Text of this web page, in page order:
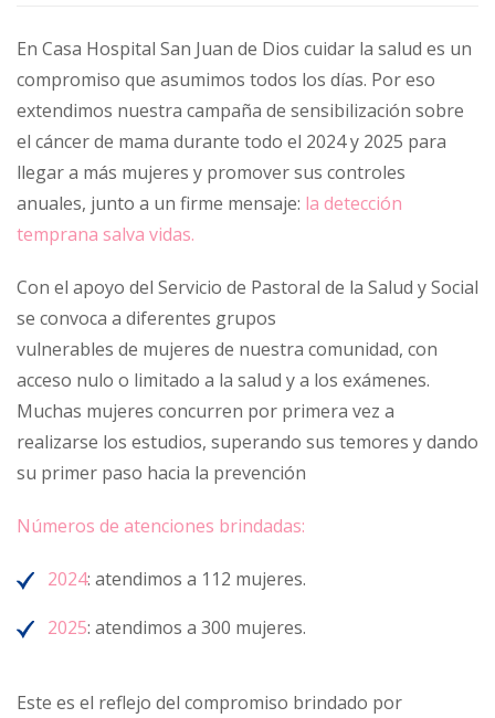
En Casa Hospital San Juan de Dios cuidar la salud es un
compromiso que asumimos todos los días. Por eso
extendimos nuestra campaña de sensibilización sobre
el cáncer de mama durante todo el 2024 y 2025 para
llegar a más mujeres y promover sus controles
anuales, junto a un firme mensaje: la detección
temprana salva vidas.
Con el apoyo del Servicio de Pastoral de la Salud y Social
se convoca a diferentes grupos
vulnerables de mujeres de nuestra comunidad, con
acceso nulo o limitado a la salud y a los exámenes.
Muchas mujeres concurren por primera vez a
realizarse los estudios, superando sus temores y dando
su primer paso hacia la prevención
Números de atenciones brindadas:
2024: atendimos a 112 mujeres.
2025: atendimos a 300 mujeres.
Este es el reflejo del compromiso brindado por